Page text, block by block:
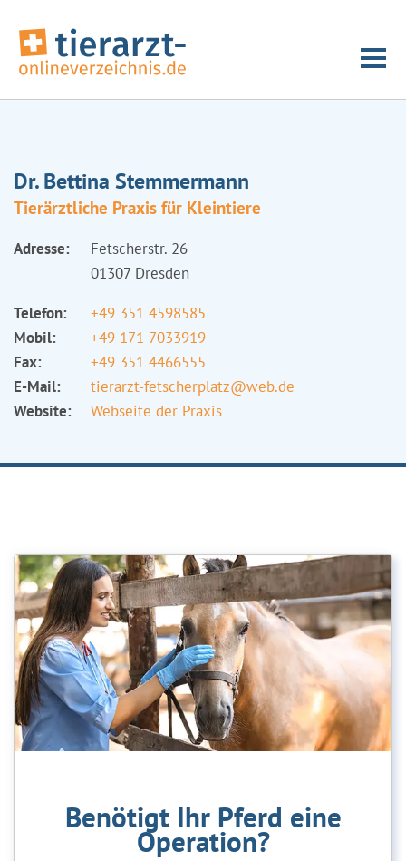
Dr. Bettina Stemmermann
Tierärztliche Praxis für Kleintiere
Adresse:
Fetscherstr. 26
01307 Dresden
Telefon:
+49 351 4598585
Mobil:
+49 171 7033919
Fax:
+49 351 4466555
E-Mail:
tierarzt-fetscherplatz@web.de
Website:
Webseite der Praxis
Benötigt Ihr Pferd eine
Operation?